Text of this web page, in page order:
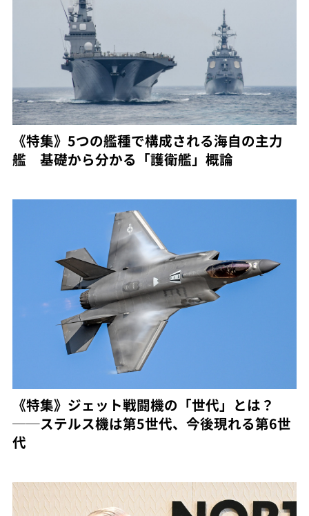
《特集》5つの艦種で構成される海自の主力
艦 基礎から分かる「護衛艦」概論
《特集》ジェット戦闘機の「世代」とは？
──ステルス機は第5世代、今後現れる第6世
代